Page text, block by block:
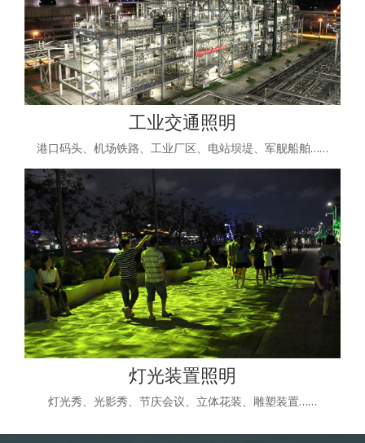
工业交通照明
港口码头、机场铁路、工业厂区、电站坝堤、军舰船舶……
灯光装置照明
灯光秀、光影秀、节庆会议、立体花装、雕塑装置……